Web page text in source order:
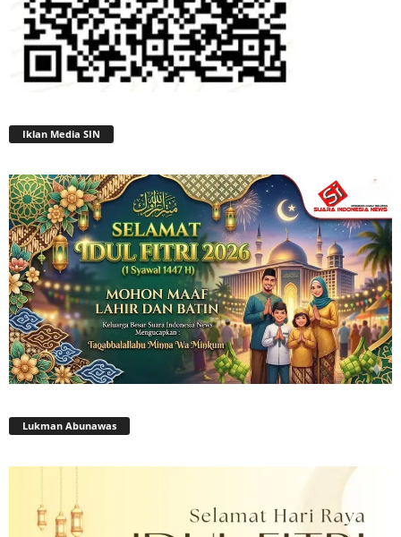
Iklan Media SIN
Lukman Abunawas